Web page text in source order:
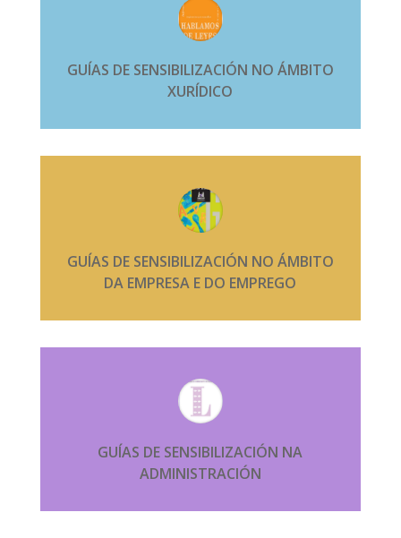
GUÍAS DE SENSIBILIZACIÓN NO ÁMBITO
XURÍDICO
GUÍAS DE SENSIBILIZACIÓN NO ÁMBITO
DA EMPRESA E DO EMPREGO
GUÍAS DE SENSIBILIZACIÓN NA
ADMINISTRACIÓN